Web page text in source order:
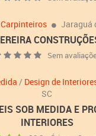
Carpinteiros Jaraguá
Sem
/ Design de
SC
SOB MEDIDA E
INTERIORES